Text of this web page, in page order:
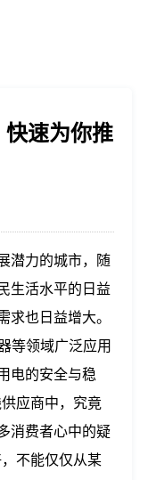
速为你推
潜力的城市，随
生活水平的日益
求也日益增大。
等领域广泛应用
电的安全与稳
应商中，究竟
消费者心中的疑
不能仅仅从某